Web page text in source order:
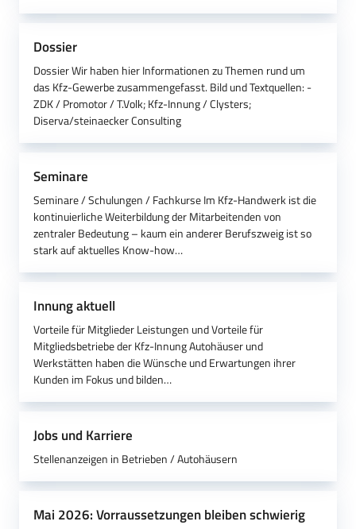
Dossier
Dossier Wir haben hier Informationen zu Themen rund um
das Kfz-Gewerbe zusammengefasst. Bild und Textquellen: -
ZDK / Promotor / T.Volk; Kfz-Innung / Clysters;
Diserva/steinaecker Consulting
Seminare
Seminare / Schulungen / Fachkurse Im Kfz-Handwerk ist die
kontinuierliche Weiterbildung der Mitarbeitenden von
zentraler Bedeutung – kaum ein anderer Berufszweig ist so
stark auf aktuelles Know-how…
Innung aktuell
Vorteile für Mitglieder Leistungen und Vorteile für
Mitgliedsbetriebe der Kfz-Innung Autohäuser und
Werkstätten haben die Wünsche und Erwartungen ihrer
Kunden im Fokus und bilden…
Jobs und Karriere
Stellenanzeigen in Betrieben / Autohäusern
Mai 2026: Vorraussetzungen bleiben schwierig